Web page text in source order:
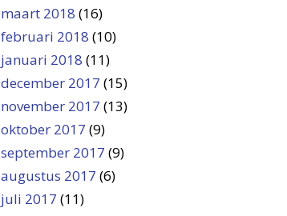
maart 2018 (16)
februari 2018 (10)
januari 2018 (11)
december 2017 (15)
november 2017 (13)
oktober 2017 (9)
september 2017 (9)
augustus 2017 (6)
juli 2017 (11)